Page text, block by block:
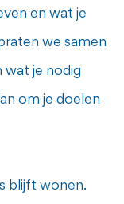
en wat je
we samen
wat je nodig
om je doelen
blijft wonen.